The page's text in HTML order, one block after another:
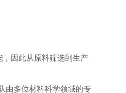
，因此从原料筛选到生产
由多位材料科学领域的专